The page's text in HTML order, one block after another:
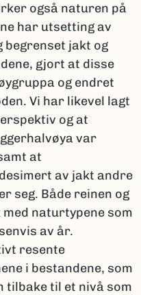
også naturen på
har utsetting av
begrenset jakt og
gjort at disse
og endret
Vi har likevel lagt
og at
var
at
av jakt andre
seg. Både reinen og
naturtypene som
av år.
resente
i bestandene, som
tilbake til et nivå som